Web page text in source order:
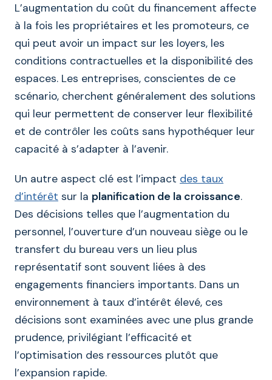
L’augmentation du coût du financement affecte
à la fois les propriétaires et les promoteurs, ce
qui peut avoir un impact sur les loyers, les
conditions contractuelles et la disponibilité des
espaces. Les entreprises, conscientes de ce
scénario, cherchent généralement des solutions
qui leur permettent de conserver leur flexibilité
et de contrôler les coûts sans hypothéquer leur
capacité à s’adapter à l’avenir.
Un autre aspect clé est l’impact des taux
d’intérêt sur la planification de la croissance.
Des décisions telles que l’augmentation du
personnel, l’ouverture d’un nouveau siège ou le
transfert du bureau vers un lieu plus
représentatif sont souvent liées à des
engagements financiers importants. Dans un
environnement à taux d’intérêt élevé, ces
décisions sont examinées avec une plus grande
prudence, privilégiant l’efficacité et
l’optimisation des ressources plutôt que
l’expansion rapide.